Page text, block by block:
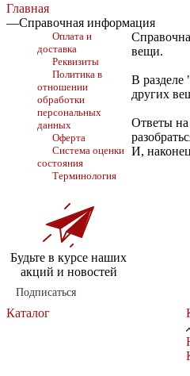
Главная
—Справочная информация
вещи.
В разделе
других
Ответы на
И,
Оплата и
доставка
Реквизиты
Политика в
отношении
обработки
персональных
данных
Оферта
Система оценки
состояния
Терминология
Будьте в курсе наших
акций и новостей
Подписаться
Каталог